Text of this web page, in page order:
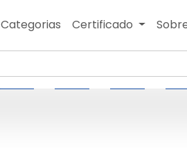
Categorias Certificado